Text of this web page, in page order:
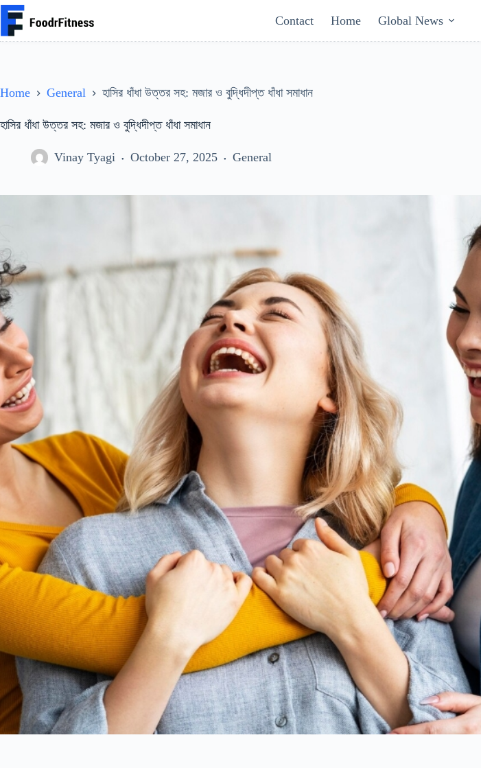
Skip
to
content
Contact Home Global News
Home General হাসির ধাঁধা উত্তর সহ: মজার ও বুদ্ধিদীপ্ত ধাঁধা সমাধান
হাসির ধাঁধা উত্তর সহ: মজার ও বুদ্ধিদীপ্ত ধাঁধা সমাধান
Vinay Tyagi October 27, 2025 General